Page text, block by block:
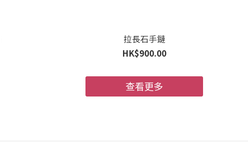
拉長石手鏈
HK$900.00
查看更多